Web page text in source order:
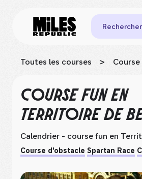
Toutes les courses > Course
COURSE FUNEN
TERRITOIRE DE
Calendrier - course fun en
Course d'obstacle Spartan Race